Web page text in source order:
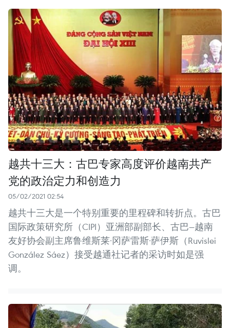
越共十三大：古巴专家高度评价越南共产
党的政治定力和创造力
05/02/2021 02:54
越共十三大是一个特别重要的里程碑和转折点。古巴
国际政策研究所（CIPI）亚洲部副部长、古巴—越南
友好协会副主席鲁维斯莱·冈萨雷斯·萨伊斯（Ruvislei
González Sáez）接受越通社记者的采访时如是强
调。